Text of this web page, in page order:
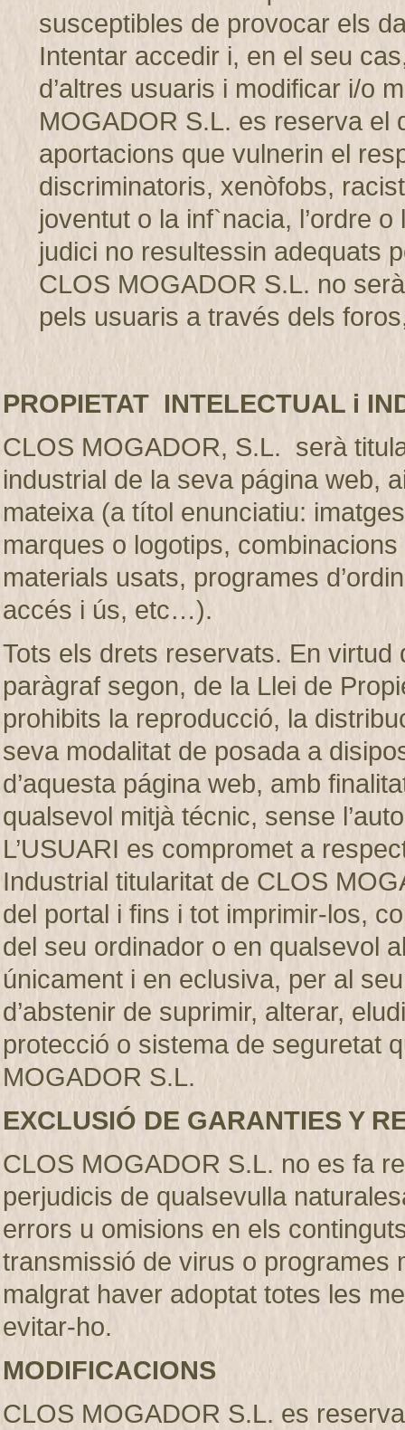
susceptibles de provocar els
Intentar accedir i, en el seu
d’altres usuaris i modificar i/o
MOGADOR S.L. es reserva el
aportacions que vulnerin el
discriminatoris, xenòfobs,
joventut o la inf`nacia, l’ordre
judici no resultessin adequats
CLOS MOGADOR S.L. no
pels usuaris a través dels
PROPIETAT INTELECTUAL i
CLOS MOGADOR, S.L. serà
industrial de la seva página web,
mateixa (a títol enunciatiu:
marques o logotips,
materials usats, programes
accés i ús, etc…).
Tots els drets reservats. En virtud
paràgraf segon, de la Llei de
prohibits la reproducció, la
seva modalitat de posada a
d’aquesta página web, amb
qualsevol mitjà técnic, sense
L’USUARI es compromet a
Industrial titularitat de CLOS
del portal i fins i tot imprimir-los,
del seu ordinador o en qualsevol
únicament i en eclusiva, per al
d’abstenir de suprimir, alterar,
protecció o sistema de seguretat
MOGADOR S.L.
EXCLUSIÓ DE GARANTIES Y
CLOS MOGADOR S.L. no es fa
perjudicis de qualsevulla
errors u omisions en els
transmissió de virus o programes
malgrat haver adoptat totes les
evitar-ho.
MODIFICACIONS
CLOS MOGADOR S.L. es